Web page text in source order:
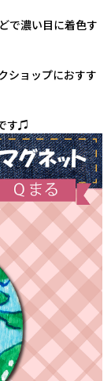
で濃い目に着色す
ショップにおすす
す♫